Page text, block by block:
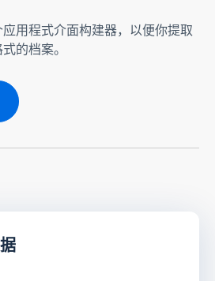
用程式介面构建器，以便你提取
的档案。